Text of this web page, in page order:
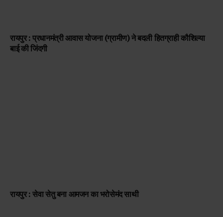
रायपुर : प्रधानमंत्री आवास योजना (ग्रामीण) ने बदली हितग्राही कौशिल्या
बाई की जिंदगी
रायपुर : सेवा सेतु बना आमजन का भरोसेमंद साथी